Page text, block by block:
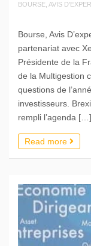
BOURSE, AVIS
Bourse, Avis
partenariat avec
Présidente de la
de la Multigestion
questions de
investisseurs.
rempli l’agenda […]
Read more